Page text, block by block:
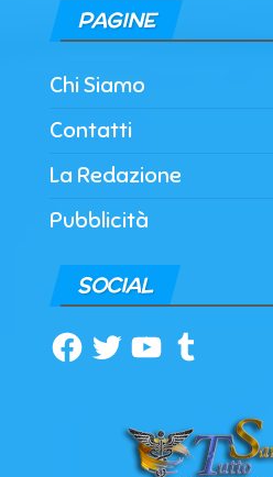
PAGINE
Chi Siamo
Contatti
La Redazione
Pubblicità
SOCIAL
Facebook
TwitterYouTubeTumblr